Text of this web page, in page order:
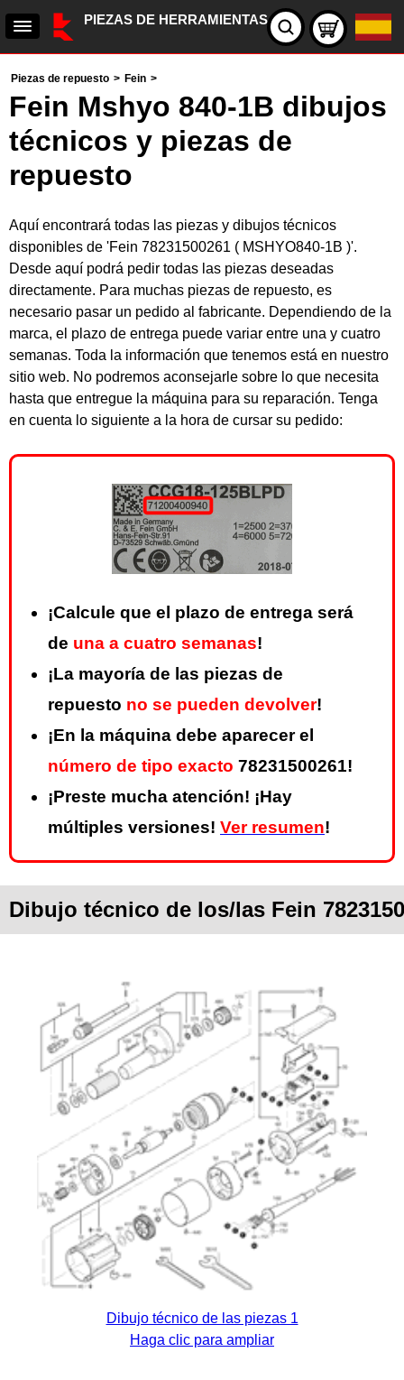
PIEZAS DE HERRAMIENTAS
Piezas de repuesto > Fein >
Fein Mshyo 840-1B dibujos
técnicos y piezas de
repuesto
Aquí encontrará todas las piezas y dibujos técnicos
disponibles de 'Fein 78231500261 ( MSHYO840-1B )'.
Desde aquí podrá pedir todas las piezas deseadas
directamente. Para muchas piezas de repuesto, es
necesario pasar un pedido al fabricante. Dependiendo de la
marca, el plazo de entrega puede variar entre una y cuatro
semanas. Toda la información que tenemos está en nuestro
sitio web. No podremos aconsejarle sobre lo que necesita
hasta que entregue la máquina para su reparación. Tenga
en cuenta lo siguiente a la hora de cursar su pedido:
¡Calcule que el plazo de entrega será
de una a cuatro semanas!
¡La mayoría de las piezas de
repuesto no se pueden devolver!
¡En la máquina debe aparecer el
número de tipo exacto 78231500261!
¡Preste mucha atención! ¡Hay
múltiples versiones! Ver resumen!
Dibujo técnico de los/las Fein
Dibujo técnico de las piezas 1
Haga clic para ampliar